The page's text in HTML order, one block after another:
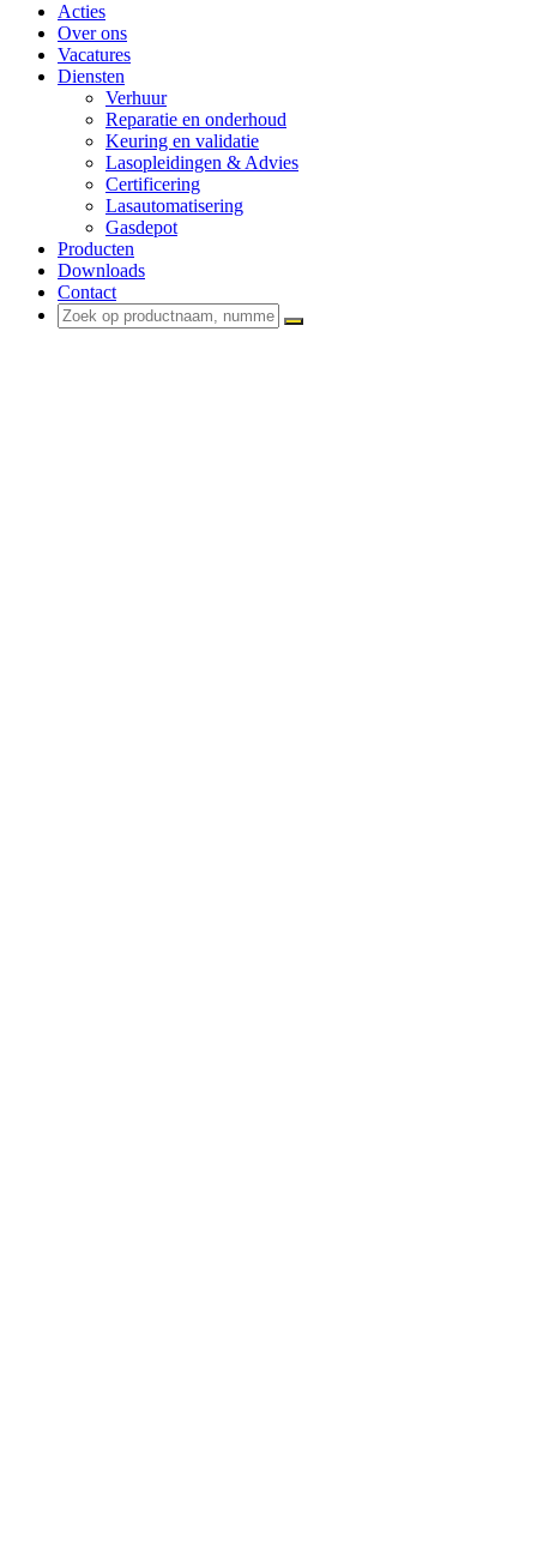
Acties
Over ons
Vacatures
Diensten
Verhuur
Reparatie en onderhoud
Keuring en validatie
Lasopleidingen & Advies
Certificering
Lasautomatisering
Gasdepot
Producten
Downloads
Contact